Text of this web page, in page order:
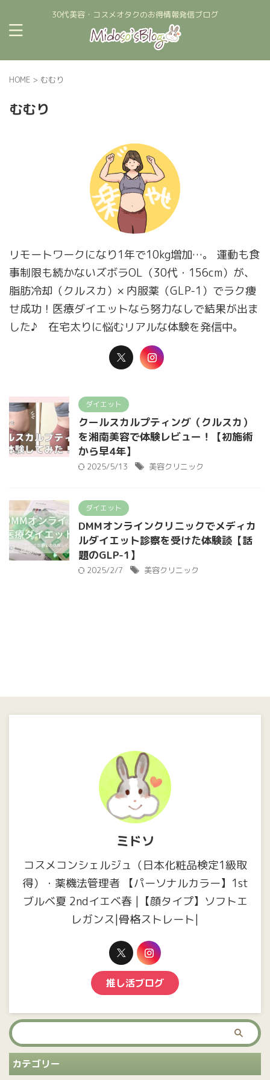
30代美容・コスメオタクのお得情報発信ブログ
HOME > むむり
むむり
リモートワークになり1年で10kg増加…。 運動も食
事制限も続かないズボラOL（30代・156cm）が、
脂肪冷却（クルスカ）× 内服薬（GLP-1）でラク痩
せ成功！医療ダイエットなら努力なしで結果が出ま
した♪ 在宅太りに悩むリアルな体験を発信中。
ダイエット
クールスカルプティング（クルスカ）
を湘南美容で体験レビュー！【初施術
から早4年】
2025/5/13 美容クリニック
ダイエット
DMMオンラインクリニックでメディカ
ルダイエット診察を受けた体験談【話
題のGLP-1】
2025/2/7 美容クリニック
ミドソ
コスメコンシェルジュ（日本化粧品検定1級取
得）・薬機法管理者 【パーソナルカラー】1st
ブルベ夏 2ndイエベ春 |【顔タイプ】ソフトエ
レガンス|骨格ストレート|
推し活ブログ
カテゴリー